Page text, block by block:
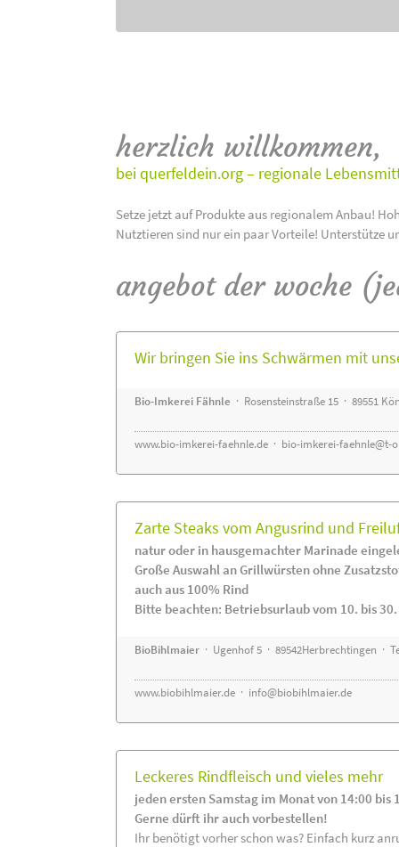
herzlich willkommen,
bei querfeldein.org – regionale
Setze jetzt auf Produkte aus regionalem Anbau!
Nutztieren sind nur ein paar Vorteile! Unterstütze
angebot der woche
Wir bringen Sie ins Schwärmen mit
Bio-Imkerei Fähnle · Rosensteinstraße 15 · 89551
www.bio-imkerei-faehnle.de · bio-imkerei-faehnle@t-
Zarte Steaks vom Angusrind und
natur oder in hausgemachter Marinade
Große Auswahl an Grillwürsten ohne
auch aus 100% Rind
Bitte beachten: Betriebsurlaub vom 10. bis
BioBihlmaier · Ugenhof 5 · 89542Herbrechtingen ·
www.biobihlmaier.de · info@biobihlmaier.de
Leckeres Rindfleisch und vieles mehr
jeden ersten Samstag im Monat von 14:00 bis
Gerne dürft ihr auch vorbestellen!
Ihr benötigt vorher schon was? Einfach kurz